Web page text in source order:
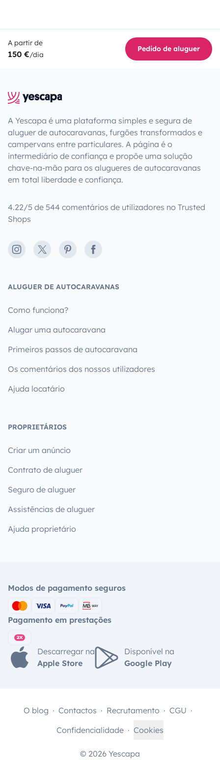
A partir de
150 €/dia
Pedido de aluguer
A Yescapa é uma plataforma simples e segura de
aluguer de autocaravanas, furgões transformados e
campervans entre particulares. A página é o
intermediário de confiança e propõe uma solução
chave-na-mão para os alugueres de autocaravanas
em total liberdade e confiança.
4.22/5 de 544 comentários de utilizadores no Trusted
Shops
Instagram
X PinterestFacebook
ALUGUER DE AUTOCARAVANAS
Como funciona?
Alugar uma autocaravana
Primeiros passos de autocaravana
Os comentários dos nossos utilizadores
Ajuda locatário
PROPRIETÁRIOS
Criar um anúncio
Contrato de aluguer
Seguro de aluguer
Assistências de aluguer
Ajuda proprietário
Modos de pagamento seguros
Pagamento em prestações
Descarregar na
Apple Store
Disponível na
Google Play
© 2026 Yescapa
O blog Contactos Recrutamento
CGU
Confidencialidade
Cookies